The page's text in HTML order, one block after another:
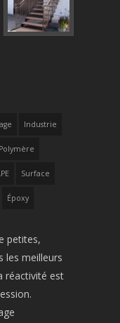
Industrie
Polymère
Surface
Époxy
petites,
les meilleurs
réactivité est